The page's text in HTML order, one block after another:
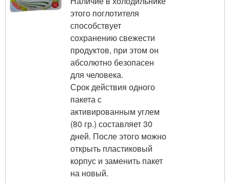
этого поглотителя
способствует
сохранению свежести
продуктов, при этом он
абсолютно безопасен
для человека.
Срок действия одного
пакета с
активированным углем
(80 гр.) составляет 30
дней. После этого можно
открыть пластиковый
корпус и заменить пакет
на новый.